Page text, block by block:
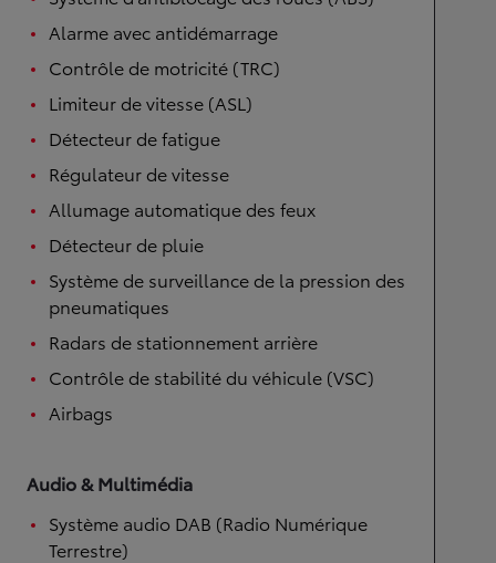
Alarme avec antidémarrage
Contrôle de motricité (TRC)
Limiteur de vitesse (ASL)
Détecteur de fatigue
Régulateur de vitesse
Allumage automatique des feux
Détecteur de pluie
Système de surveillance de la pression des
pneumatiques
Radars de stationnement arrière
Contrôle de stabilité du véhicule (VSC)
Airbags
Audio & Multimédia
Système audio DAB (Radio Numérique
Terrestre)